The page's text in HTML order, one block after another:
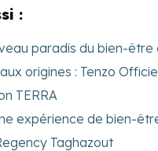
:
paradis du bien-être
origines : Tenzo
TERRA
expérience de bien-
Taghazout